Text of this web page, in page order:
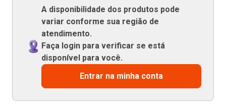
A disponibilidade dos produtos pode
variar conforme sua região de
atendimento.
Faça login para verificar se está
disponível para você.
Entrar na minha conta